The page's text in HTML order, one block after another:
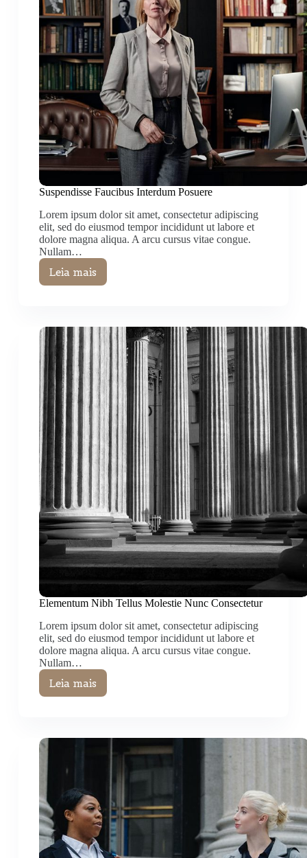
Suspendisse Faucibus Interdum Posuere
Lorem ipsum dolor sit amet, consectetur adipiscing
elit, sed do eiusmod tempor incididunt ut labore et
dolore magna aliqua. A arcu cursus vitae congue.
Nullam…
Leia maisSuspendisse
Elementum Nibh Tellus Molestie Nunc Consectetur
Lorem ipsum dolor sit amet, consectetur adipiscing
elit, sed do eiusmod tempor incididunt ut labore et
dolore magna aliqua. A arcu cursus vitae congue.
Nullam…
Leia maisElementum
Nunc
Consectetur